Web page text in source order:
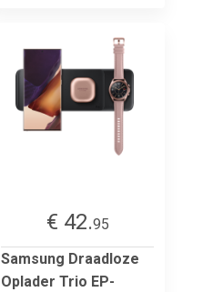
€ 42.95
Samsung Draadloze
Oplader Trio EP-